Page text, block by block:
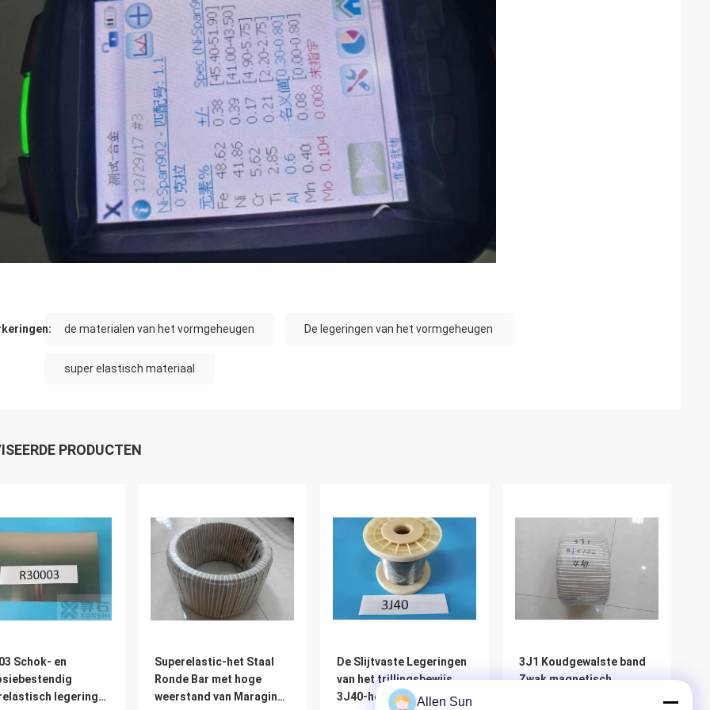
de materialen van het vormgeheugen De legeringen van het vormgeheugen
super elastisch materiaal
PRODUCTEN
Schok- en
legering
Superelastic-het Staal
Ronde Bar met hoge
weerstand van Maraging
De Slijtvaste Legeringen
van het trillingsbewijs,
3J40-het Super
3J1 Koudgewalste band
Zwak magnetisch
Allen Sun